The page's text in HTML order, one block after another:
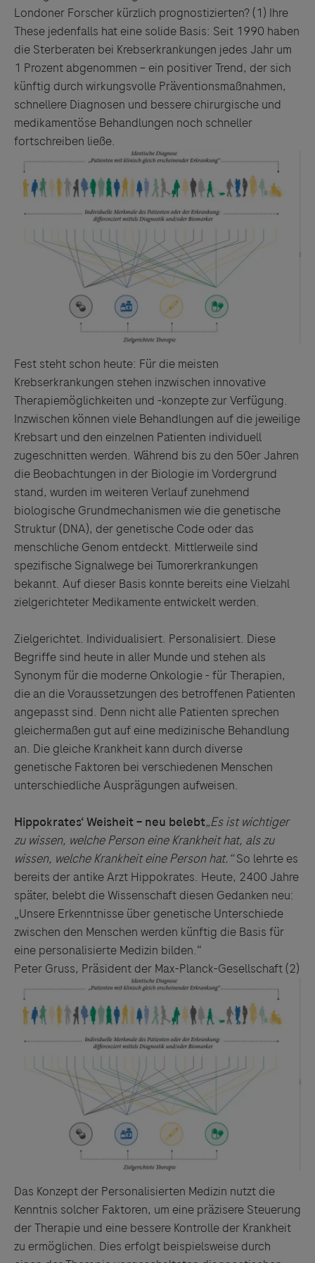
Londoner Forscher kürzlich prognostizierten? (1) Ihre
These jedenfalls hat eine solide Basis: Seit 1990 haben
die Sterberaten bei Krebserkrankungen jedes Jahr um
1 Prozent abgenommen – ein positiver Trend, der sich
künftig durch wirkungsvolle Präventionsmaßnahmen,
schnellere Diagnosen und bessere chirurgische und
medikamentöse Behandlungen noch schneller
fortschreiben ließe.
Fest steht schon heute: Für die meisten
Krebserkrankungen stehen inzwischen innovative
Therapiemöglichkeiten und -konzepte zur Verfügung.
Inzwischen können viele Behandlungen auf die jeweilige
Krebsart und den einzelnen Patienten individuell
zugeschnitten werden. Während bis zu den 50er Jahren
die Beobachtungen in der Biologie im Vordergrund
stand, wurden im weiteren Verlauf zunehmend
biologische Grundmechanismen wie die genetische
Struktur (DNA), der genetische Code oder das
menschliche Genom entdeckt. Mittlerweile sind
spezifische Signalwege bei Tumorerkrankungen
bekannt. Auf dieser Basis konnte bereits eine Vielzahl
zielgerichteter Medikamente entwickelt werden.
Zielgerichtet. Individualisiert. Personalisiert. Diese
Begriffe sind heute in aller Munde und stehen als
Synonym für die moderne Onkologie - für Therapien,
die an die Voraussetzungen des betroffenen Patienten
angepasst sind. Denn nicht alle Patienten sprechen
gleichermaßen gut auf eine medizinische Behandlung
an. Die gleiche Krankheit kann durch diverse
genetische Faktoren bei verschiedenen Menschen
unterschiedliche Ausprägungen aufweisen.
Hippokrates‘ Weisheit – neu belebt„Es ist wichtiger
zu wissen, welche Person eine Krankheit hat, als zu
wissen, welche Krankheit eine Person hat.“So lehrte es
bereits der antike Arzt Hippokrates. Heute, 2400 Jahre
später, belebt die Wissenschaft diesen Gedanken neu:
„Unsere Erkenntnisse über genetische Unterschiede
zwischen den Menschen werden künftig die Basis für
eine personalisierte Medizin bilden.“
Peter Gruss, Präsident der Max-Planck-Gesellschaft(2)
Das Konzept der Personalisierten Medizin nutzt die
Kenntnis solcher Faktoren, um eine präzisere Steuerung
der Therapie und eine bessere Kontrolle der Krankheit
zu ermöglichen. Dies erfolgt beispielsweise durch